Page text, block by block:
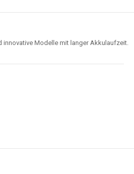
innovative Modelle mit langer Akkulaufzeit.